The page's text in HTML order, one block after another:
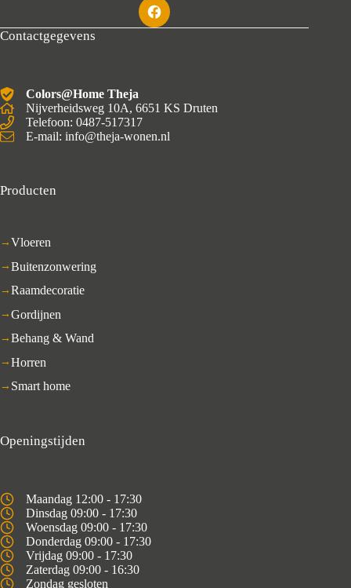
Contactgegevens
Colors@Home Theja
Nijverheidsweg 10A, 6651 KS Druten
Telefoon: 0487-517317
E-mail: info@theja-wonen.nl
Producten
Vloeren
Buitenzonwering
Raamdecoratie
Gordijnen
Behang & Wand
Horren
Smart home
Openingstijden
Maandag 12:00 - 17:30
Dinsdag 09:00 - 17:30
Woensdag 09:00 - 17:30
Donderdag 09:00 - 17:30
Vrijdag 09:00 - 17:30
Zaterdag 09:00 - 16:30
Zondag gesloten